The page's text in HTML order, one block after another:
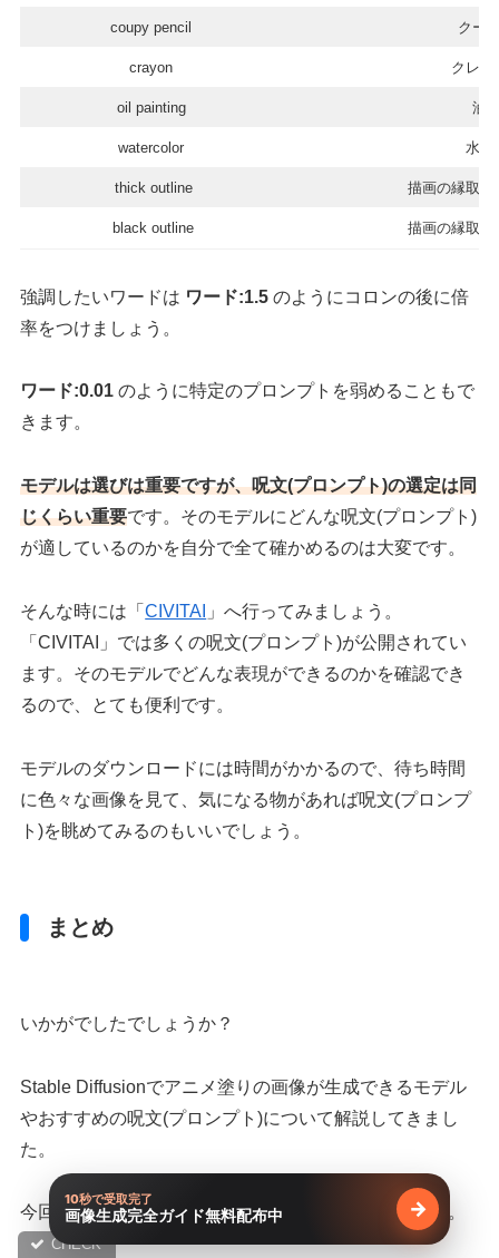
coupy pencil クー
crayon クレヨ
oil painting 油
watercolor 水彩
thick outline 描画の縁取り
black outline 描画の縁取り
強調したいワードは ワード:1.5のようにコロンの後に倍
率をつけましょう。
ワード:0.01 のように特定のプロンプトを弱めることもで
きます。
モデルは選びは重要ですが、呪文(プロンプト)の選定は同
じくらい重要です。そのモデルにどんな呪文(プロンプト)
が適しているのかを自分で全て確かめるのは大変です。
そんな時には「CIVITAI
」へ行ってみましょう。
「CIVITAI」では多くの呪文(プロンプト)が公開されてい
ます。そのモデルでどんな表現ができるのかを確認でき
るので、とても便利です。
モデルのダウンロードには時間がかかるので、待ち時間
に色々な画像を見て、気になる物があれば呪文(プロンプ
ト)を眺めてみるのもいいでしょう。
まとめ
いかがでしたでしょうか？
Stable Diffusionでアニメ塗りの画像が生成できるモデル
やおすすめの呪文(プロンプト)について解説してきまし
た。
今回のポイントをまとめると、以下のようになります。
10秒で受取完了
画像生成完全ガイド無料配布中 無料で受け
→